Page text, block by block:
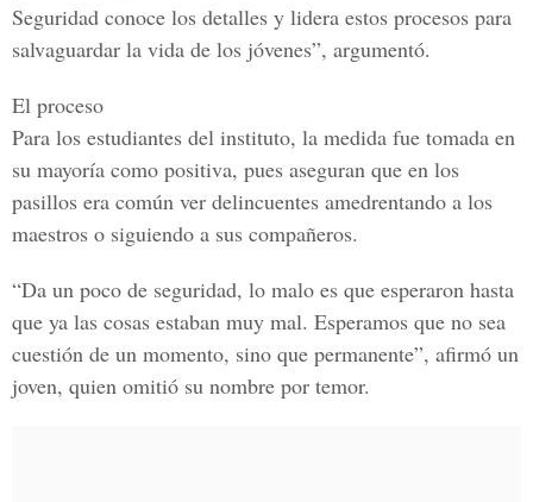
Seguridad conoce los detalles y lidera estos procesos para
salvaguardar la vida de los jóvenes”, argumentó.
El proceso
Para los estudiantes del instituto, la medida fue tomada en
su mayoría como positiva, pues aseguran que en los
pasillos era común ver delincuentes amedrentando a los
maestros o siguiendo a sus compañeros.
“Da un poco de seguridad, lo malo es que esperaron hasta
que ya las cosas estaban muy mal. Esperamos que no sea
cuestión de un momento, sino que permanente”, afirmó un
joven, quien omitió su nombre por temor.